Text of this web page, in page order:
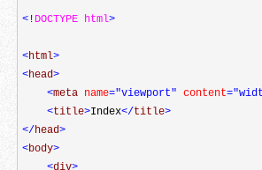
<! DOCTYPE html>
<html>
<head>
<meta name="viewport" content
<title>Index</title>
</head>
<body>
<div>